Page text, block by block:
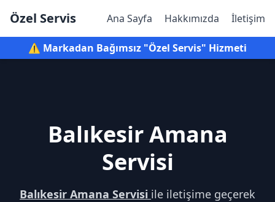
Özel Servis Ana Sayfa Hakkımızda İletişim
⚠️ Markadan Bağımsız "Özel Servis" Hizmeti
Balıkesir Amana
Servisi
Balıkesir Amana Servisi ile iletişime geçerek